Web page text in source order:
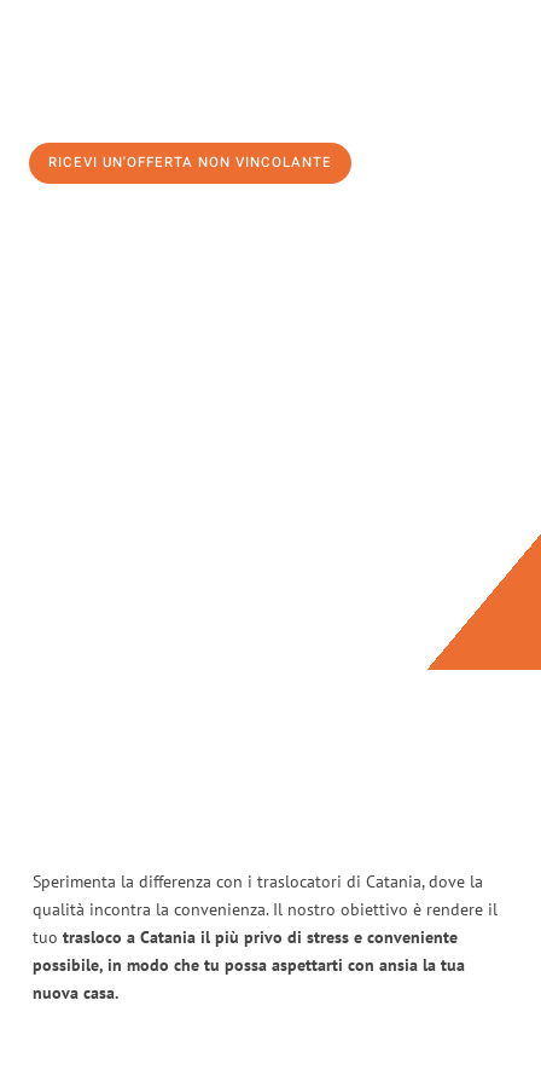
RICEVI UN'OFFERTA NON VINCOLANTE
Sperimenta la differenza con i traslocatori di Catania, dove la
qualità incontra la convenienza. Il nostro obiettivo è rendere il
tuo trasloco a Catania il più privo di stress e conveniente
possibile, in modo che tu possa aspettarti con ansia la tua
nuova casa.